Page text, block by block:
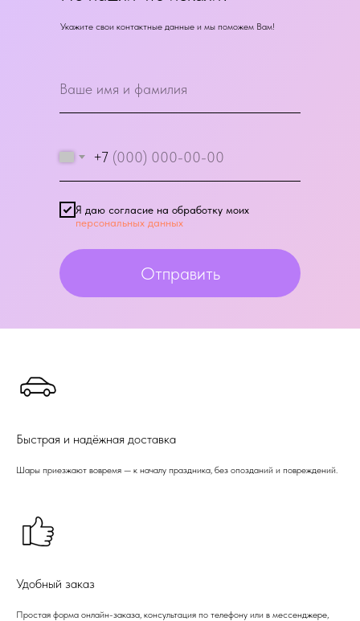
+7
Я даю согласие на обработку моих
персональных данных
Отправить
Укажите свои контактные данные и мы поможем Вам!
Быстрая и надёжная доставка
Шары приезжают вовремя — к началу праздника, без опозданий и повреждений.
Удобный заказ
Простая форма онлайн-заказа, консультация по телефону или в мессенджере,